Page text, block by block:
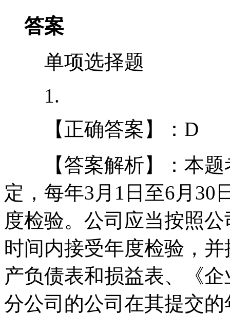
答案
单项选择题
1.
【正确答案】：D
【答案解析】：本题
定，每年3月1日至6月30
度检验。公司应当按照
时间内接受年度检验，
产负债表和损益表、《
分公司的公司在其提交